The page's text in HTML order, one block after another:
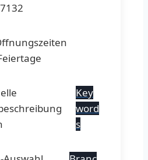
Key
word
s